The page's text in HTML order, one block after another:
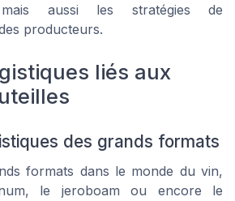
mais aussi les stratégies de
producteurs.
liés aux
des grands formats
formats dans le monde du vin,
le jeroboam ou encore le